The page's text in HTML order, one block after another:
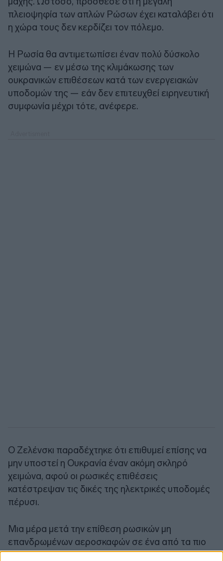
πλειοψηφία των απλών Ρώσων έχει καταλάβει ότι
η χώρα τους δεν κερδίζει τον πόλεμο.
Η Ρωσία θα αντιμετωπίσει έναν πολύ δύσκολο
χειμώνα — εν μέσω της κλιμάκωσης των
ουκρανικών επιθέσεων κατά των ενεργειακών
υποδομών της — εάν δεν επιτευχθεί ειρηνευτική
συμφωνία μέχρι τότε, ανέφερε.
Ο Ζελένσκι παραδέχτηκε ότι επιθυμεί επίσης να
μην υποστεί η Ουκρανία έναν ακόμη σκληρό
χειμώνα, αφού οι ρωσικές επιθέσεις
κατέστρεψαν τις δικές της ηλεκτρικές υποδομές
πέρυσι.
Μια μέρα μετά την επίθεση ρωσικών μη
επανδρωμένων αεροσκαφών σε ένα από τα πιο
ιστορικά μοναστήρια της Ουκρανίας στο Κίεβο, ο